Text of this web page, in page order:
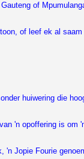
of
of leef ek al
huiwering die
'n opoffering is om
'n Jopie Fourie